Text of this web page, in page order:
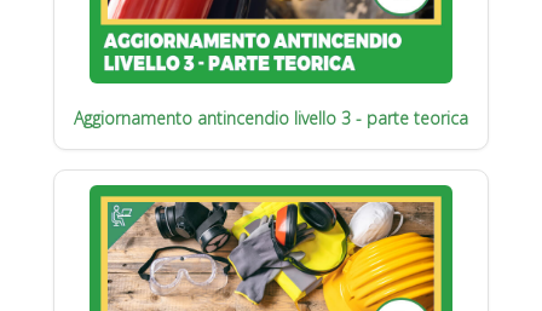
Aggiornamento antincendio livello 3 - parte teorica